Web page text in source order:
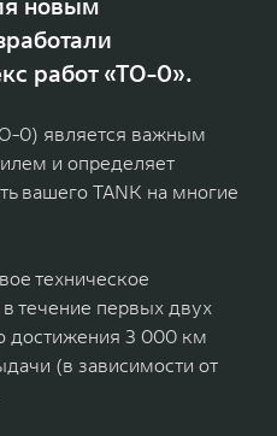
TANK 700
от 10 199 000 ₽
WEY 05
Эстетика нового времени
от 5 699 000 ₽
работ «ТО-0».
0) является важным
и определяет
вашего TANK на многие
техническое
течение первых двух
достижения 3 000 км
(в зависимости от